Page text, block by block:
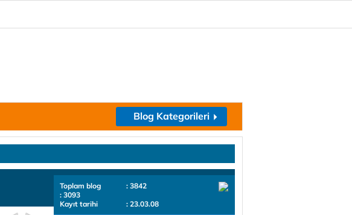
Blog Kategorileri
Toplam blog
: 3842
: 3093
Kayıt tarihi
: 23.03.08